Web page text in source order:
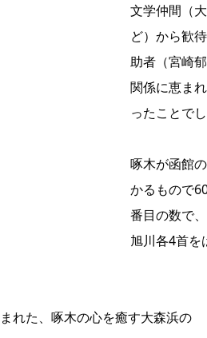
文学仲間（
ど）から歓
助者（宮崎
関係に恵ま
ったことで
啄木が函館
かるもので
番目の数で
旭川各4首を
れた、啄木の心を癒す大森浜の